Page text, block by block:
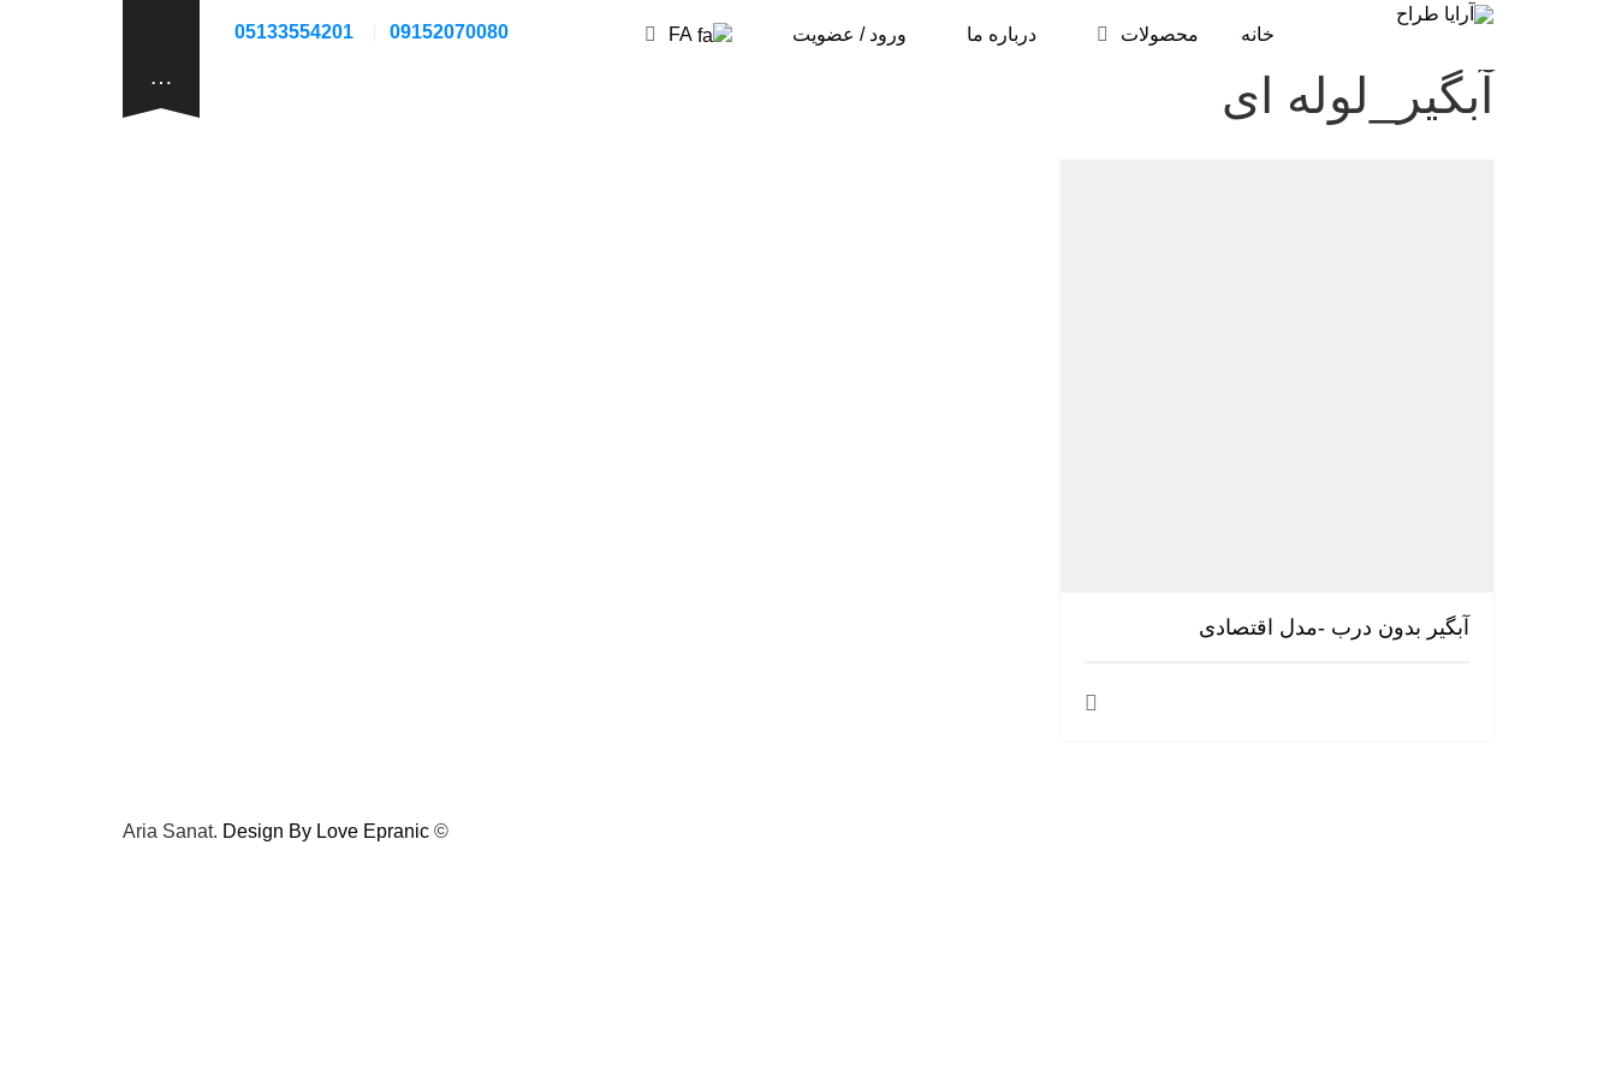
09152070080
05133554201 خانه محصولات درباره ما ورود / عضویت FA
… آبگیر_لوله ای
آبگیر بدون درب -مدل اقتصادی
© Aria Sanat.
Design By Love Epranic